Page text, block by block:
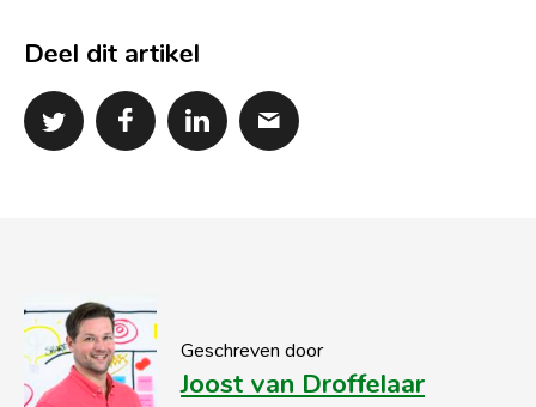
Deel dit artikel
Geschreven door
Joost van Droffelaar